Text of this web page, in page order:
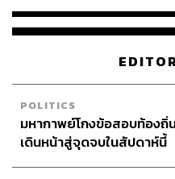
POLITICS
มหากาพย์โกงข้อสอบท้องถิ่
เดินหน้าสู่จุดจบในสัปดาห์นี้